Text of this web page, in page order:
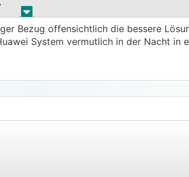
. .
Bezug offensichtlich die bessere
System vermutlich in der Nacht in